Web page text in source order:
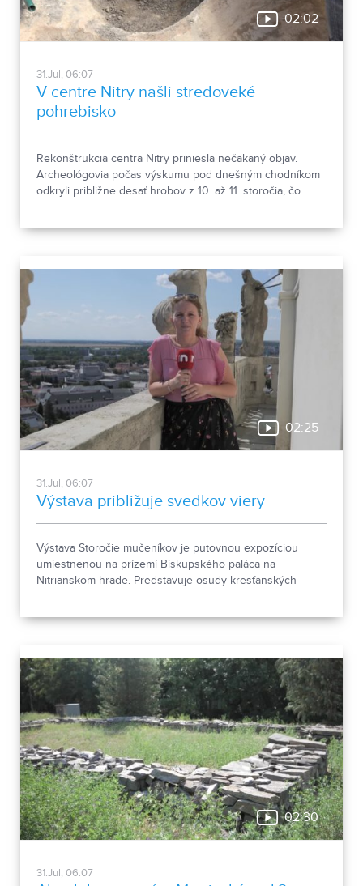
02:02
31.Jul, 06:07
V centre Nitry našli stredoveké
pohrebisko
Rekonštrukcia centra Nitry priniesla nečakaný objav.
Archeológovia počas výskumu pod dnešným chodníkom
odkryli približne desať hrobov z 10. až 11. storočia, čo
02:25
31.Jul, 06:07
Výstava približuje svedkov viery
Výstava Storočie mučeníkov je putovnou expozíciou
umiestnenou na prízemí Biskupského paláca na
Nitrianskom hrade. Predstavuje osudy kresťanských
02:30
31.Jul, 06:07